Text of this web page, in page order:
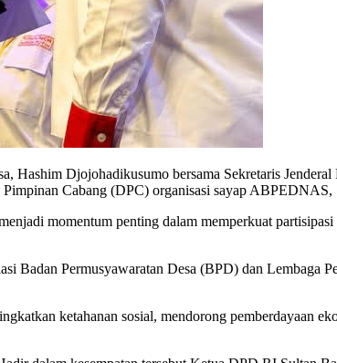
Hashim Djojohadikusumo bersama Sekretaris
Cabang (DPC) organisasi sayap ABPEDNAS,
momentum penting dalam memperkuat
Badan Permusyawaratan Desa (BPD) dan Lembaga
ketahanan sosial, mendorong pemberdayaan